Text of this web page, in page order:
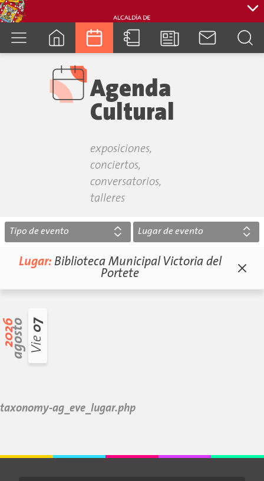
Agenda
Cultural
exposiciones,
conciertos,
conversatorios,
talleres
Lugar: Biblioteca Municipal Victoria del
Portete
2026agosto Vie
07
Tipo de evento Lugar de evento
taxonomy-ag_eve_lugar.php